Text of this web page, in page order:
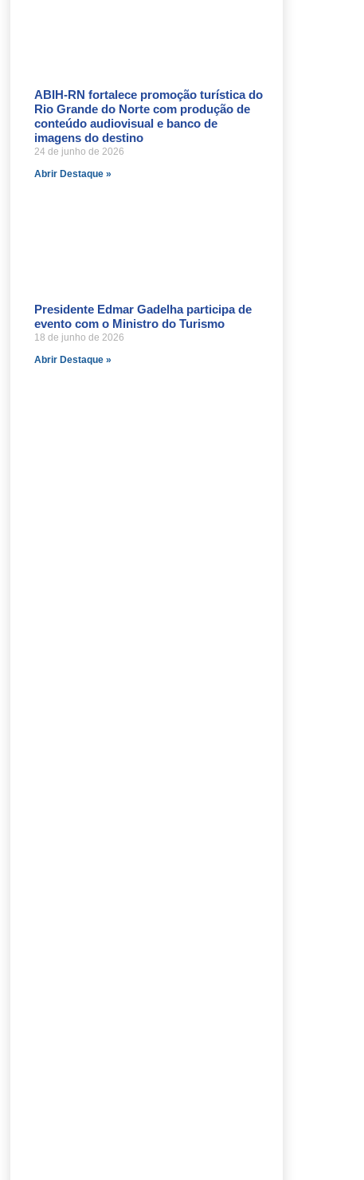
ABIH-RN fortalece promoção turística do
Rio Grande do Norte com produção de
conteúdo audiovisual e banco de
imagens do destino
24 de junho de 2026
Abrir Destaque »
Presidente Edmar Gadelha participa de
evento com o Ministro do Turismo
18 de junho de 2026
Abrir Destaque »